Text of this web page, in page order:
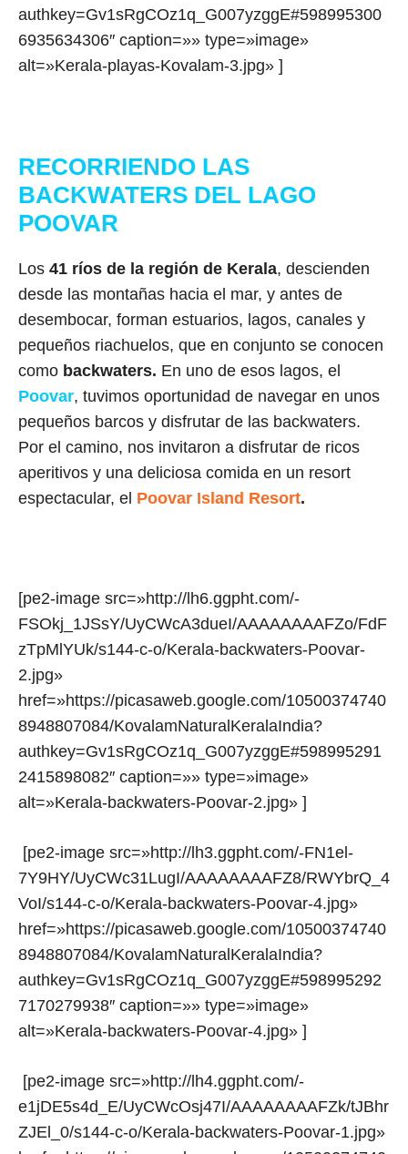
authkey=Gv1sRgCOz1q_G007yzggE#598995300
6935634306″ caption=»» type=»image»
alt=»Kerala-playas-Kovalam-3.jpg» ]
RECORRIENDO LAS
BACKWATERS DEL LAGO
POOVAR
Los 41 ríos de la región de Kerala, descienden
desde las montañas hacia el mar, y antes de
desembocar, forman estuarios, lagos, canales y
pequeños riachuelos, que en conjunto se conocen
como backwaters. En uno de esos lagos, el
Poovar, tuvimos oportunidad de navegar en unos
pequeños barcos y disfrutar de las backwaters.
Por el camino, nos invitaron a disfrutar de ricos
aperitivos y una deliciosa comida en un resort
espectacular, el Poovar Island Resort.
[pe2-image src=»http://lh6.ggpht.com/-
FSOkj_1JSsY/UyCWcA3dueI/AAAAAAAAFZo/FdF
zTpMlYUk/s144-c-o/Kerala-backwaters-Poovar-
2.jpg»
href=»https://picasaweb.google.com/10500374740
8948807084/KovalamNaturalKeralaIndia?
authkey=Gv1sRgCOz1q_G007yzggE#598995291
2415898082″ caption=»» type=»image»
alt=»Kerala-backwaters-Poovar-2.jpg» ]
[pe2-image src=»http://lh3.ggpht.com/-FN1el-
7Y9HY/UyCWc31LugI/AAAAAAAAFZ8/RWYbrQ_4
VoI/s144-c-o/Kerala-backwaters-Poovar-4.jpg»
href=»https://picasaweb.google.com/10500374740
8948807084/KovalamNaturalKeralaIndia?
authkey=Gv1sRgCOz1q_G007yzggE#598995292
7170279938″ caption=»» type=»image»
alt=»Kerala-backwaters-Poovar-4.jpg» ]
[pe2-image src=»http://lh4.ggpht.com/-
e1jDE5s4d_E/UyCWcOsj47I/AAAAAAAAFZk/tJBhr
ZJEl_0/s144-c-o/Kerala-backwaters-Poovar-1.jpg»